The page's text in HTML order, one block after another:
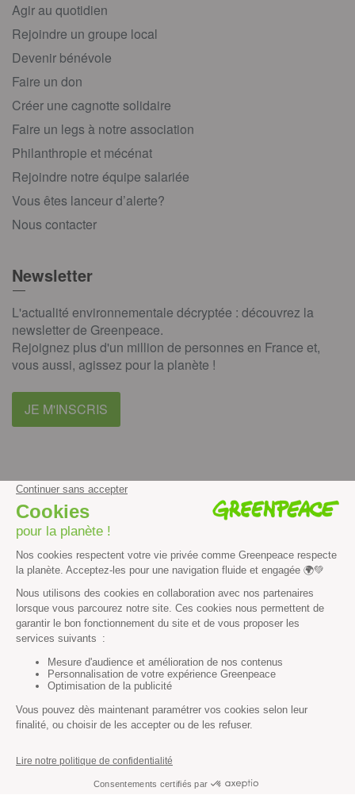
Agir au quotidien
Rejoindre un groupe local
Devenir bénévole
Faire un don
Créer une cagnotte solidaire
Faire un legs à notre association
Philanthropie et mécénat
Rejoindre notre équipe salariée
Vous êtes lanceur d’alerte?
Nous contacter
Newsletter
L'actualité environnementale décryptée : découvrez la
newsletter de Greenpeace.
Rejoignez plus d'un million de personnes en France et,
vous aussi, agissez pour la planète !
JE M'INSCRIS
instagramyoutube
Contenus et propriété intellectuelle
Mentions légales
Politique de confidentialité
Les autres sites de Greenpeace
dans le monde
Cliquez-ici pour modifier vos préférences en matière de cookies
Greenpeace
Tel : 01 80 96 96 96